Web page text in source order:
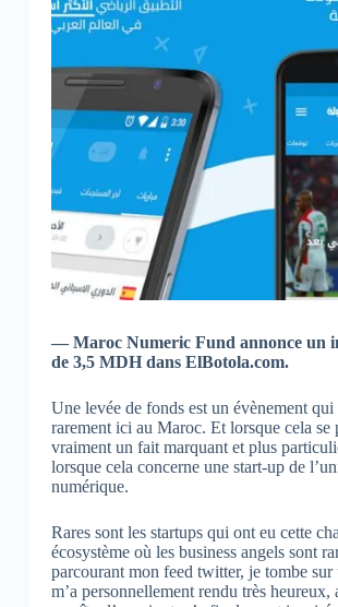
— Maroc Numeric Fund annonce un
de 3,5 MDH dans ElBotola.com.
Une levée de fonds est un évènement
rarement ici au Maroc. Et lorsque cela se
vraiment un fait marquant et plus
lorsque cela concerne une start-up de
numérique.
Rares sont les startups qui ont eu cette
écosystème où les business angels sont
parcourant mon feed twitter, je tombe sur
m’a personnellement rendu très heureux,